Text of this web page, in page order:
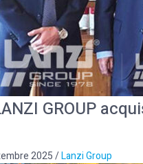
GROUP
2025/Lanzi Group